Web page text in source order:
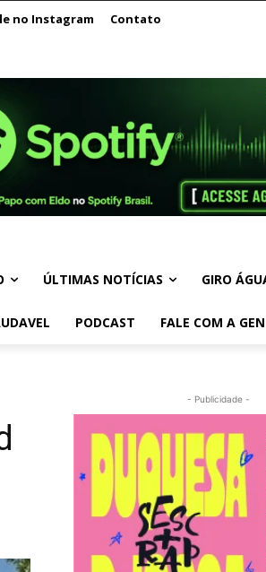
no Instagram Contato
ÚLTIMAS NOTÍCIAS GIRO
PODCAST FALE COM A
- Publicidade -